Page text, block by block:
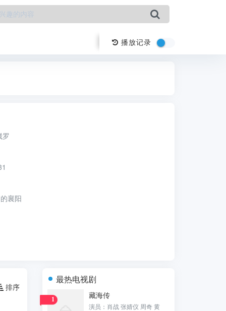
播放记录
罗
襄阳
排序
最热电视剧
1 藏海传
演员：肖战 张婧仪 周奇 黄